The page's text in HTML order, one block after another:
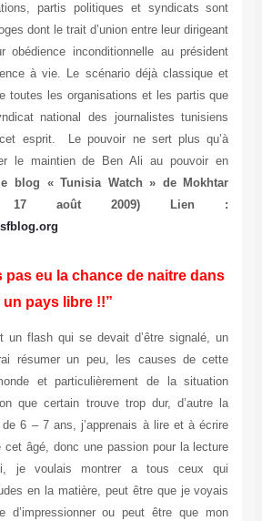
partis politiques et syndicats sont
dont le trait d’union entre leur dirigeant
obédience inconditionnelle au président
à vie. Le scénario déjà classique et
toutes les organisations et les partis que
national des journalistes tunisiens
esprit. Le pouvoir ne sert plus qu’à
le maintien de Ben Ali au pouvoir en
blog « Tunisia Watch » de Mokhtar
17 août 2009) Lien :
pas eu la chance de naitre dans
un pays libre !!”
un flash qui se devait d’être signalé, un
résumer un peu, les causes de cette
et particulièrement de la situation
que certain trouve trop dur, d’autre la
6 – 7 ans, j’apprenais à lire et à écrire
cet âgé, donc une passion pour la lecture
je voulais montrer a tous ceux qui
en la matière, peut être que je voyais
d’impressionner ou peut être que mon